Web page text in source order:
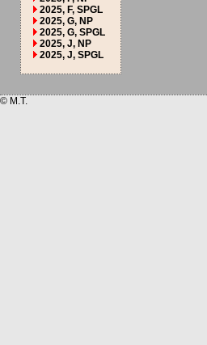
2025, F, SPGL
2025, G, NP
2025, G, SPGL
2025, J, NP
2025, J, SPGL
© M.T.